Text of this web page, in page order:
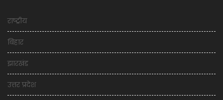
राष्ट्रीय
बिहार
झारखंड
उत्तर प्रदेश